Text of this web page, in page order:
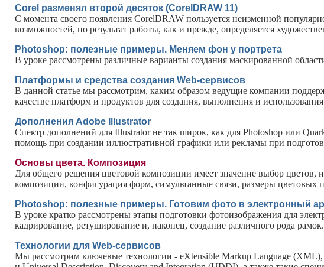
Corel разменял второй десяток (СorelDRAW 11)
С момента своего появления СorelDRAW пользуется неизменной
возможностей, но результат работы, как и прежде, определяется
Photoshop: полезные примеры. Меняем фон у портрета
В уроке рассмотрены различные варианты создания маскированной
Платформы и средства создания Web-сервисов
В данной статье мы рассмотрим, каким образом ведущие компании
качестве платформ и продуктов для создания, выполнения и
Дополнения Adobe Illustrator
Спектр дополнений для Illustrator не так широк, как для Photoshop или
помощь при создании иллюстративной графики или рекламы при
Основы цвета. Композиция
Для общего решения цветовой композиции имеет значение выбор цветов,
композиции, конфигурация форм, симультанные связи, размеры цветовых
Photoshop: полезные примеры. Готовим фото в электронный
В уроке кратко рассмотрены этапы подготовки фотоизображения для
кадрирование, ретуширование и, наконец, создание различного рода рамок.
Технологии для Web-сервисов
Мы рассмотрим ключевые технологии - eXtensible Markup Language